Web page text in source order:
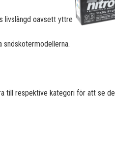
livslängd oavsett yttre
snöskotermodellerna.
till respektive kategori för att se de